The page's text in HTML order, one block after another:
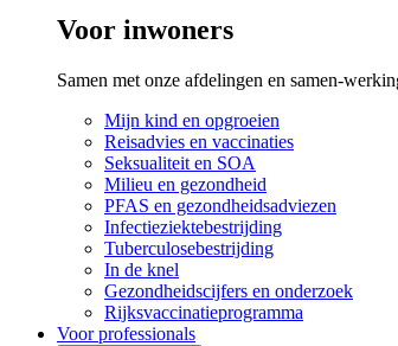
Voor inwoners
Samen met onze afdelingen en samen-
Mijn kind en opgroeien
Reisadvies en vaccinaties
Seksualiteit en SOA
Milieu en gezondheid
PFAS en gezondheidsadviezen
Infectieziektebestrijding
Tuberculosebestrijding
In de knel
Gezondheidscijfers en onderzoek
Rijksvaccinatieprogramma
Voor professionals